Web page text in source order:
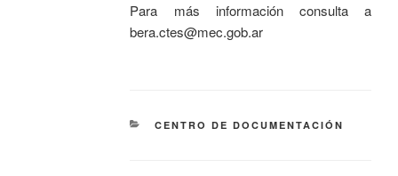
Para más información consulta a
bera.ctes@mec.gob.ar
CENTRO DE DOCUMENTACIÓN